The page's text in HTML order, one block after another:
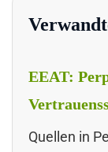
EEAT:
Quellen in